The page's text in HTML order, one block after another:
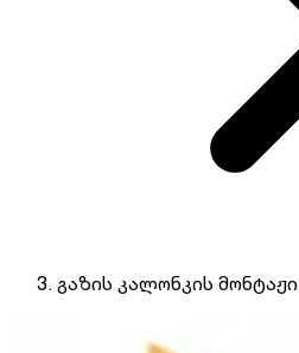
გაზის კალონკის მონტაჟი